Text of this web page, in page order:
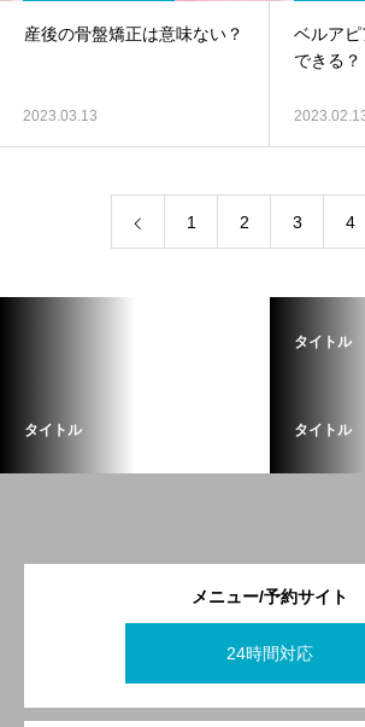
産後の骨盤矯正は意味ない？
2023.03.13
ベルア
できる？
1 2 3 4
タイトル
タイトル タイトル
メニュー/予約サイト
24時間対応